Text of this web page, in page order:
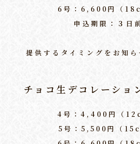
6号：6,600円（
申込期限：３日
提供するタイミングをお知ら
チョコ生デコレーショ
4号：4,400円（
5号：5,500円（